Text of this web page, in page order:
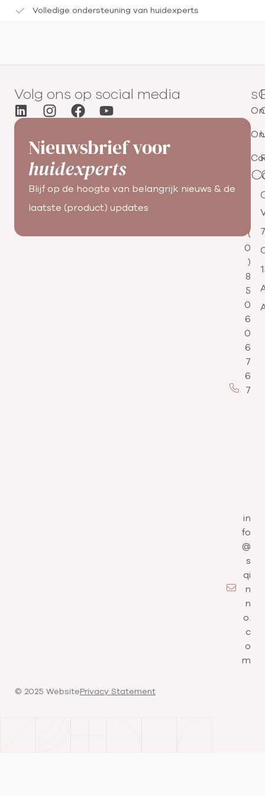
Volledige ondersteuning van huidexperts
Volg ons op social media
Nieuwsbrief voor
huidexperts
Blijf op de hoogte van belangrijk nieuws & de
laatste (product) updates
(
0
)
8
5
0
6
0
6
7
6
7
in
fo
@
s
qi
n
n
o.
c
o
m
7
©️ 2025 WebsitePrivacy Statement